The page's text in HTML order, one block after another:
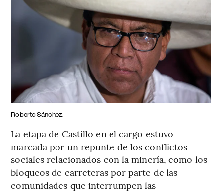
Roberto Sánchez.
La etapa de Castillo en el cargo estuvo
marcada por un repunte de los conflictos
sociales relacionados con la minería, como los
bloqueos de carreteras por parte de las
comunidades que interrumpen las